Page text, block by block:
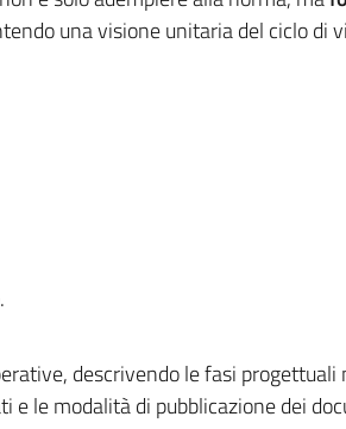
una visione unitaria del ciclo di
.
descrivendo le fasi
e le modalità di pubblicazione dei